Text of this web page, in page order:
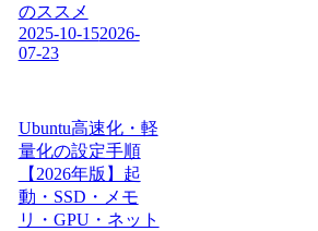
のススメ
2025-10-152026-
07-23
Ubuntu高速化・軽
量化の設定手順
【2026年版】起
動・SSD・メモ
リ・GPU・ネット